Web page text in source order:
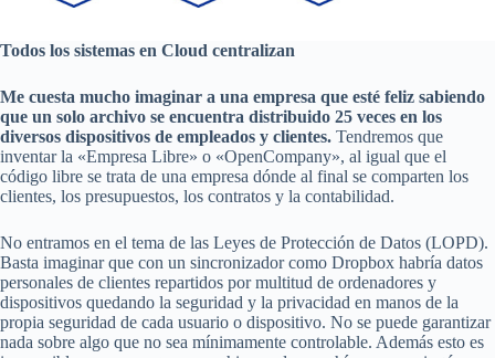
Todos los sistemas en Cloud centralizan
Me cuesta mucho imaginar a una empresa que esté feliz sabiendo
que un solo archivo se encuentra distribuido 25 veces en los
diversos dispositivos de empleados y clientes. Tendremos que
inventar la «Empresa Libre» o «OpenCompany», al igual que el
código libre se trata de una empresa dónde al final se comparten los
clientes, los presupuestos, los contratos y la contabilidad.
No entramos en el tema de las Leyes de Protección de Datos (LOPD).
Basta imaginar que con un sincronizador como Dropbox habría datos
personales de clientes repartidos por multitud de ordenadores y
dispositivos quedando la seguridad y la privacidad en manos de la
propia seguridad de cada usuario o dispositivo. No se puede garantizar
nada sobre algo que no sea mínimamente controlable. Además esto es